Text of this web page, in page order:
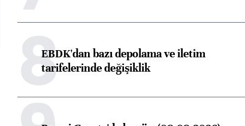
8EBDK'dan bazı depolama ve iletim
tarifelerinde değişiklik